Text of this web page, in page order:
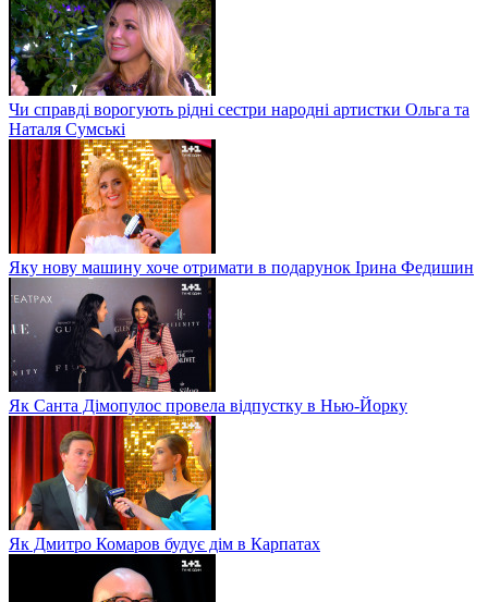
Чи справді ворогують рідні сестри народні артистки Ольга та
Наталя Сумські
Яку нову машину хоче отримати в подарунок Ірина Федишин
Як Санта Дімопулос провела відпустку в Нью-Йорку
Як Дмитро Комаров будує дім в Карпатах